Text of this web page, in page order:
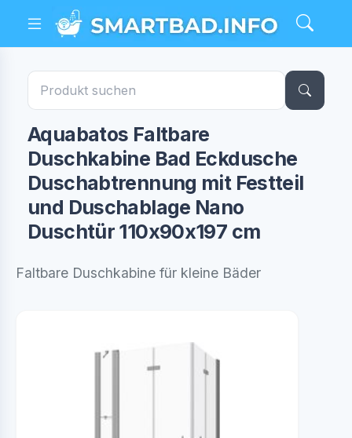
Aquabatos Faltbare
Duschkabine Bad Eckdusche
Duschabtrennung mit Festteil
und Duschablage Nano
Duschtür 110x90x197 cm
Faltbare Duschkabine für kleine Bäder